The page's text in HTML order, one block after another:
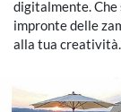
digitalmente.
impronte delle
alla tua creatività.